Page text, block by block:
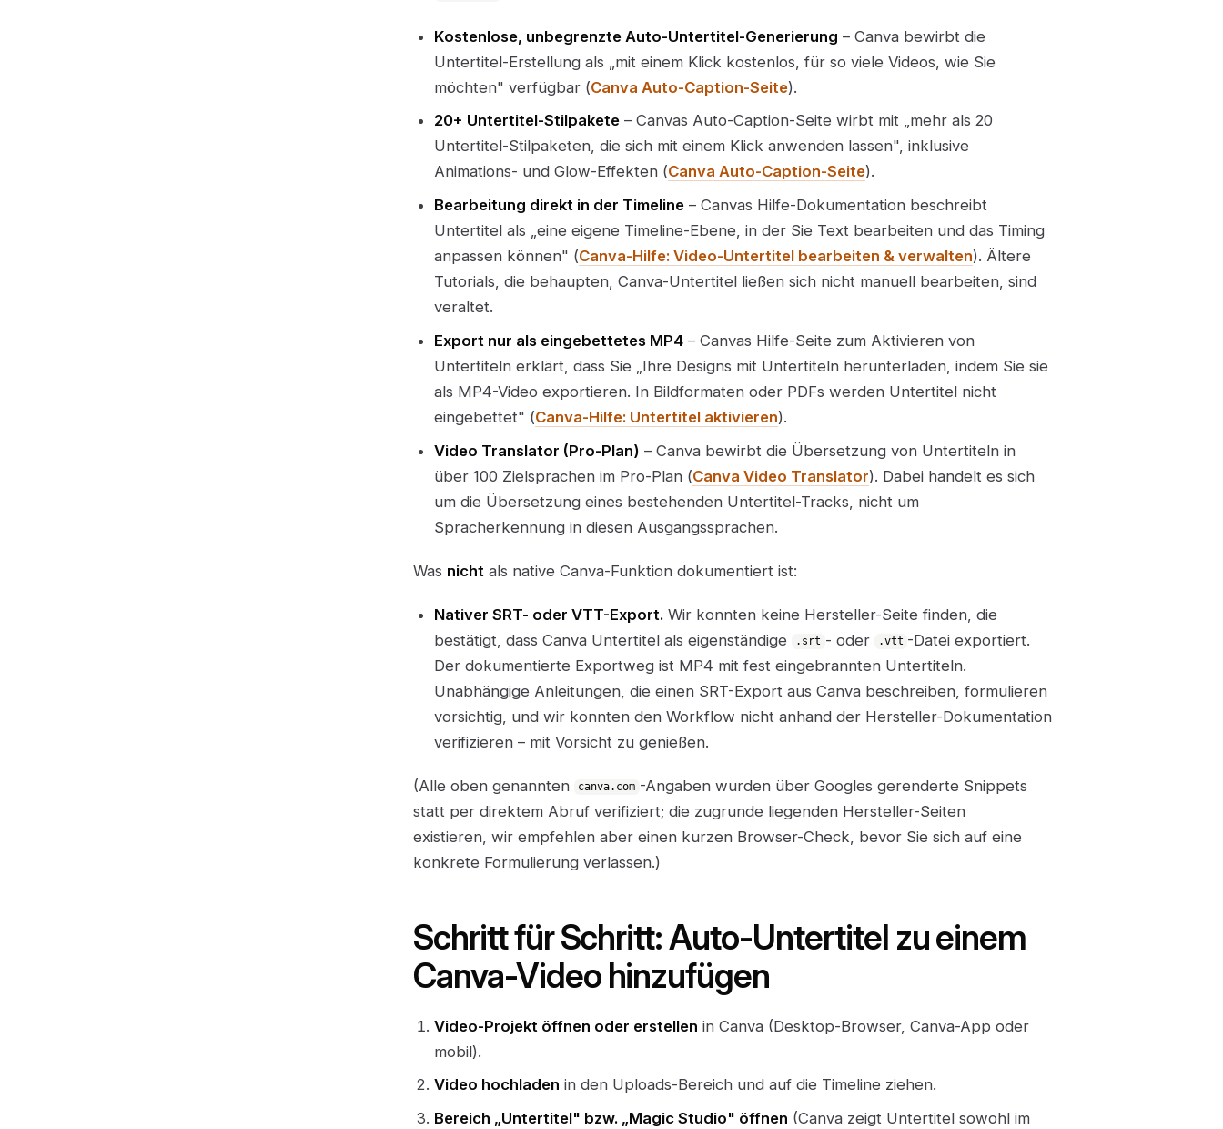
Kostenlose, unbegrenzte Auto-Untertitel-Generierung – Canva bewirbt die
Untertitel-Erstellung als „mit einem Klick kostenlos, für so viele Videos, wie Sie
möchten" verfügbar (Canva Auto-Caption-Seite).
20+ Untertitel-Stilpakete – Canvas Auto-Caption-Seite wirbt mit „mehr als 20
Untertitel-Stilpaketen, die sich mit einem Klick anwenden lassen", inklusive
Animations- und Glow-Effekten (Canva Auto-Caption-Seite).
Bearbeitung direkt in der Timeline – Canvas Hilfe-Dokumentation beschreibt
Untertitel als „eine eigene Timeline-Ebene, in der Sie Text bearbeiten und das Timing
anpassen können" (Canva-Hilfe: Video-Untertitel bearbeiten & verwalten). Ältere
Tutorials, die behaupten, Canva-Untertitel ließen sich nicht manuell bearbeiten, sind
veraltet.
Export nur als eingebettetes MP4 – Canvas Hilfe-Seite zum Aktivieren von
Untertiteln erklärt, dass Sie „Ihre Designs mit Untertiteln herunterladen, indem Sie sie
als MP4-Video exportieren. In Bildformaten oder PDFs werden Untertitel nicht
eingebettet" (Canva-Hilfe: Untertitel aktivieren).
Video Translator (Pro-Plan) – Canva bewirbt die Übersetzung von Untertiteln in
über 100 Zielsprachen im Pro-Plan (Canva Video Translator). Dabei handelt es sich
um die Übersetzung eines bestehenden Untertitel-Tracks, nicht um
Spracherkennung in diesen Ausgangssprachen.
Was nicht als native Canva-Funktion dokumentiert ist:
Nativer SRT- oder VTT-Export. Wir konnten keine Hersteller-Seite finden, die
bestätigt, dass Canva Untertitel als eigenständige
.srt - oder .vtt -Datei exportiert.
Der dokumentierte Exportweg ist MP4 mit fest eingebrannten Untertiteln.
Unabhängige Anleitungen, die einen SRT-Export aus Canva beschreiben, formulieren
vorsichtig, und wir konnten den Workflow nicht anhand der Hersteller-Dokumentation
verifizieren – mit Vorsicht zu genießen.
(Alle oben genannten canva.com -Angaben wurden über Googles gerenderte Snippets
statt per direktem Abruf verifiziert; die zugrunde liegenden Hersteller-Seiten
existieren, wir empfehlen aber einen kurzen Browser-Check, bevor Sie sich auf eine
konkrete Formulierung verlassen.)
Schritt für Schritt: Auto-Untertitel zu einem
Canva-Video hinzufügen
Video-Projekt öffnen oder erstellen in Canva (Desktop-Browser, Canva-App oder
mobil).
Video hochladen in den Uploads-Bereich und auf die Timeline ziehen.
Bereich „Untertitel" bzw. „Magic Studio" öffnen (Canva zeigt Untertitel sowohl im